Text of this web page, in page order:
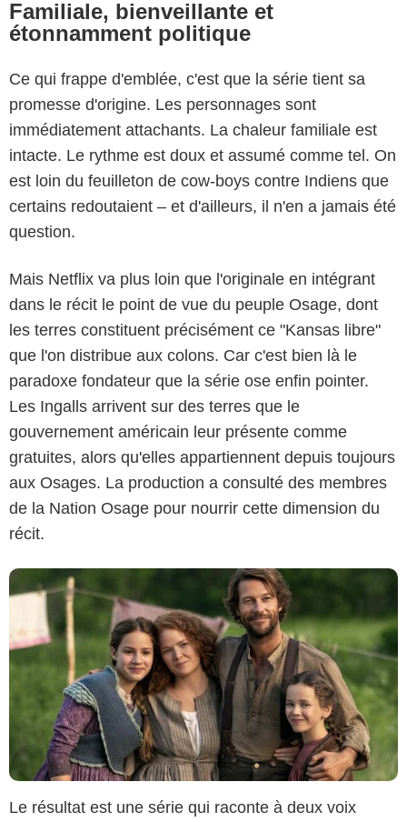
Familiale, bienveillante et
étonnamment politique
Ce qui frappe d'emblée, c'est que la série tient sa
promesse d'origine. Les personnages sont
immédiatement attachants. La chaleur familiale est
intacte. Le rythme est doux et assumé comme tel. On
est loin du feuilleton de cow-boys contre Indiens que
certains redoutaient – et d'ailleurs, il n'en a jamais été
question.
Mais Netflix va plus loin que l'originale en intégrant
dans le récit le point de vue du peuple Osage, dont
les terres constituent précisément ce "Kansas libre"
que l'on distribue aux colons. Car c'est bien là le
paradoxe fondateur que la série ose enfin pointer.
Les Ingalls arrivent sur des terres que le
gouvernement américain leur présente comme
gratuites, alors qu'elles appartiennent depuis toujours
aux Osages. La production a consulté des membres
de la Nation Osage pour nourrir cette dimension du
récit.
ERIC ZACHANOWICH/NETFLIX
Le résultat est une série qui raconte à deux voix